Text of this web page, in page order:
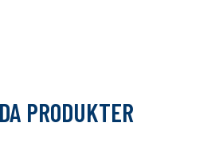
PRODUKTER